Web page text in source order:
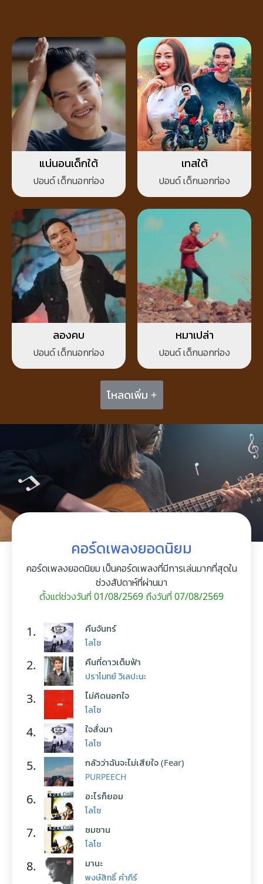
แน่นอนเด็กใต้
ปอนด์ เด็กนอกท่อง
เทสใต้
ปอนด์ เด็กนอกท่อง
ลองคบ
ปอนด์ เด็กนอกท่อง
หมาเปล่า
ปอนด์ เด็กนอกท่อง
โหลดเพิ่ม +
คอร์ดเพลงยอดนิยม
คอร์ดเพลงยอดนิยม เป็นคอร์ดเพลงที่มีการเล่นมากที่สุดใน
ช่วงสัปดาห์ที่ผ่านมา
ตั้งแต่ช่วงวันที่ 01/08/2569 ถึงวันที่ 07/08/2569
1. คืนจันทร์
โลโซ
2. คืนที่ดาวเต็มฟ้า
ปราโมทย์ วิเลปะนะ
3. ไม่คิดนอกใจ
โลโซ
4. ใจสั่งมา
โลโซ
5. กลัวว่าฉันจะไม่เสียใจ (Fear)
PURPEECH
6. อะไรก็ยอม
โลโซ
7. ซมซาน
โลโซ
8. มานะ
พงษ์สิทธิ์ คำภีร์